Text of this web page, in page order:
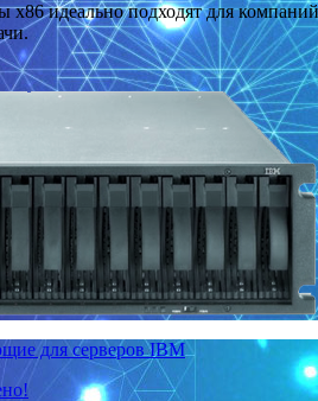
x86 идеально подходят для
для серверов IBM